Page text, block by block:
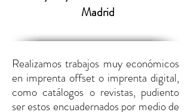
Madrid
Realizamos trabajos muy económicos
en imprenta offset o imprenta digital,
como catálogos o revistas, pudiento
ser estos encuadernados por medio de